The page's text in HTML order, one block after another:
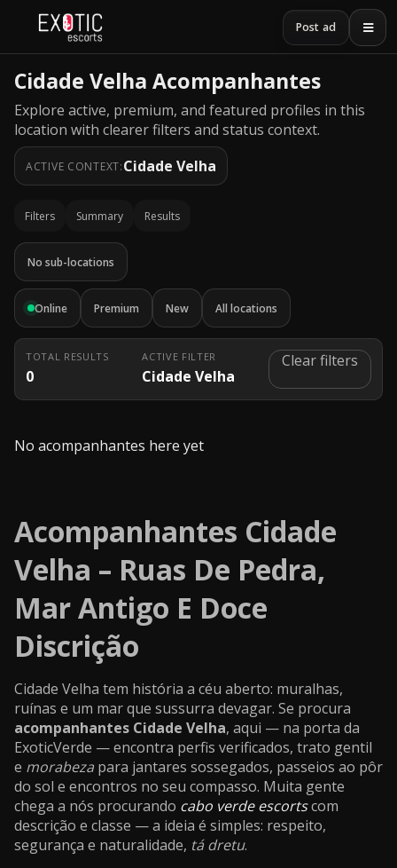
Post ad
Cidade Velha Acompanhantes
Explore active, premium, and featured profiles in this
location with clearer filters and status context.
ACTIVE CONTEXT:Cidade Velha
Filters Summary Results
No sub-locations
Online Premium New All locations
TOTAL RESULTS
0
ACTIVE FILTER
Cidade Velha
Clear filters
No acompanhantes here yet
Acompanhantes Cidade
Velha – Ruas De Pedra,
Mar Antigo E Doce
Discrição
Cidade Velha tem história a céu aberto: muralhas,
ruínas e um mar que sussurra devagar. Se procura
acompanhantes Cidade Velha, aqui — na porta da
ExoticVerde — encontra perfis verificados, trato gentil
e morabeza para jantares sossegados, passeios ao pôr
do sol e encontros no seu compasso. Muita gente
chega a nós procurando cabo verde escortscom
descrição e classe — a ideia é simples: respeito,
segurança e naturalidade, tá dretu.